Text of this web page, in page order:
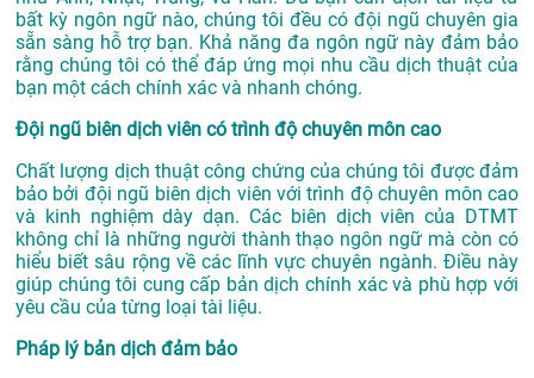
bất kỳ ngôn ngữ nào, chúng tôi đều có đội ngũ chuyên gia
sẵn sàng hỗ trợ bạn. Khả năng đa ngôn ngữ này đảm bảo
rằng chúng tôi có thể đáp ứng mọi nhu cầu dịch thuật của
bạn một cách chính xác và nhanh chóng.
Đội ngũ biên dịch viên có trình độ chuyên môn cao
Chất lượng dịch thuật công chứng của chúng tôi được đảm
bảo bởi đội ngũ biên dịch viên với trình độ chuyên môn cao
và kinh nghiệm dày dạn. Các biên dịch viên của DTMT
không chỉ là những người thành thạo ngôn ngữ mà còn có
hiểu biết sâu rộng về các lĩnh vực chuyên ngành. Điều này
giúp chúng tôi cung cấp bản dịch chính xác và phù hợp với
yêu cầu của từng loại tài liệu.
Pháp lý bản dịch đảm bảo